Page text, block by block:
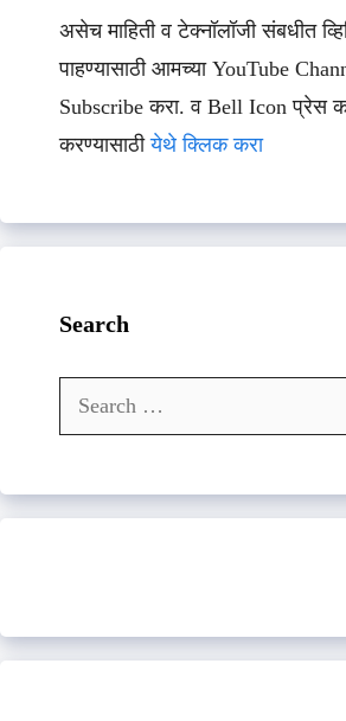
असेच माहिती व टेक्नॉलॉजी संबधीत
पाहण्यासाठी आमच्या YouTube
Subscribe करा. व Bell Icon प्रेस
करण्यासाठीयेथे क्लिक करा
Search
Search
for: